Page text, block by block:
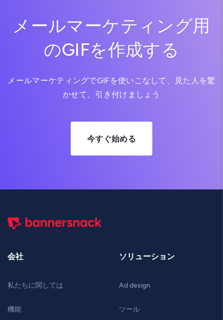
メールマーケティング用
のGIFを作成する
メールマーケティングでGIFを使いこなして、見た人を驚
かせて、引き付けましょう
今すぐ始める
会社
私たちに関しては
機能
ソリューション
Ad design
ツール